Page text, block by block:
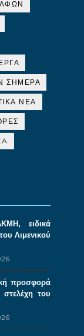
ΣΗΜΕΡΑ
ΝΕΑ
ειδικά
Λιμενικού
προσφορά
στελέχη του